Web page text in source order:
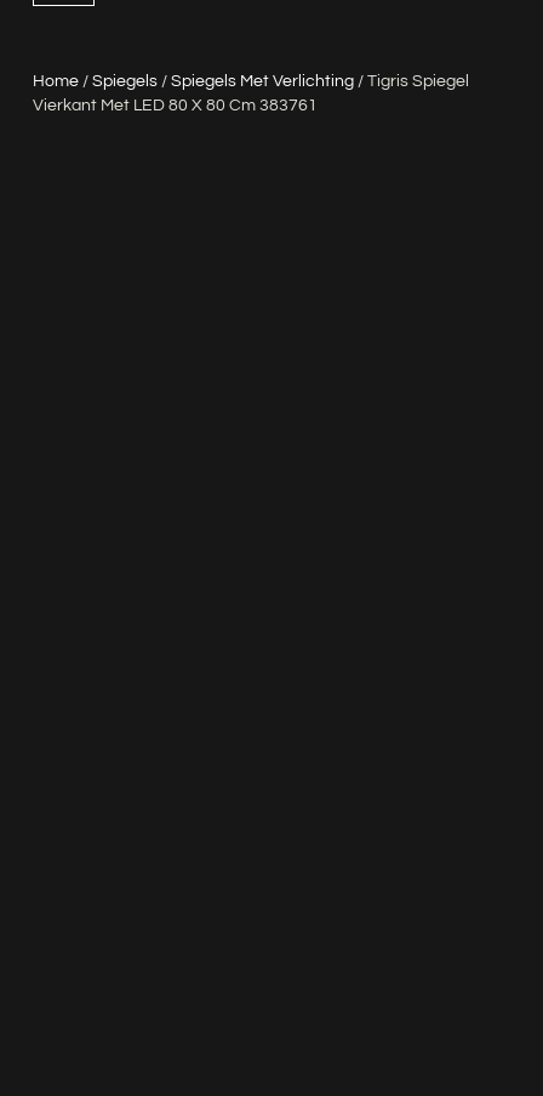
Home/ Spiegels/ Spiegels Met Verlichting/ Tigris Spiegel
Vierkant Met LED 80 X 80 Cm 383761